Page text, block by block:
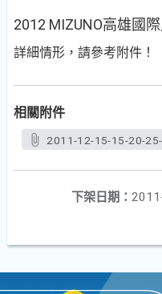
2012 MIZUNO高雄國
詳細情形，請參考附件！
相關附件
2011-12-15-15-20-
下架日期：